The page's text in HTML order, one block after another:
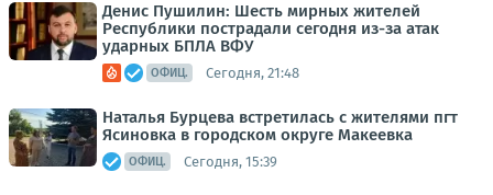
Денис Пушилин: Шесть мирных жителей
Республики пострадали сегодня из-за атак
ударных БПЛА ВФУ
ОФИЦ. Сегодня, 21:48
Наталья Бурцева встретилась с жителями пгт
Ясиновка в городском округе Макеевка
ОФИЦ. Сегодня, 15:39